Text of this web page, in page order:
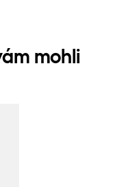
mohli